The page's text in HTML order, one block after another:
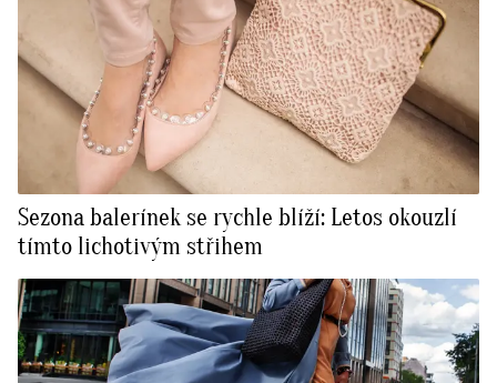
Sezona balerínek se rychle blíží: Letos okouzlí
tímto lichotivým střihem